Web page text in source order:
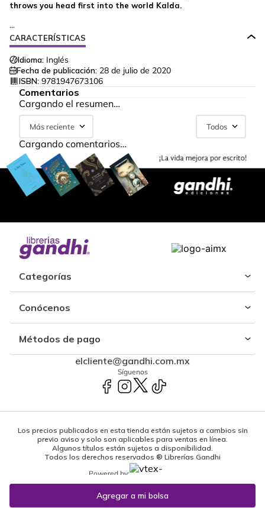
throws you head first into the world Kalda.
...
CARACTERÍSTICAS
Idioma: Inglés
Fecha de publicación: 28 de julio de 2020
ISBN: 9781947673106
Comentarios
Cargando el resumen…
Más reciente Todos
Cargando comentarios…
Categorías
Conócenos
Métodos de pago
elcliente@gandhi.com.mx
Síguenos
Los precios publicados en esta tienda están sujetos a cambios sin
previo aviso y solo son aplicables para ventas en línea.
Algunos títulos están sujetos a disponibilidad.
Todos los derechos reservados ® Librerías Gandhi
Powered by: